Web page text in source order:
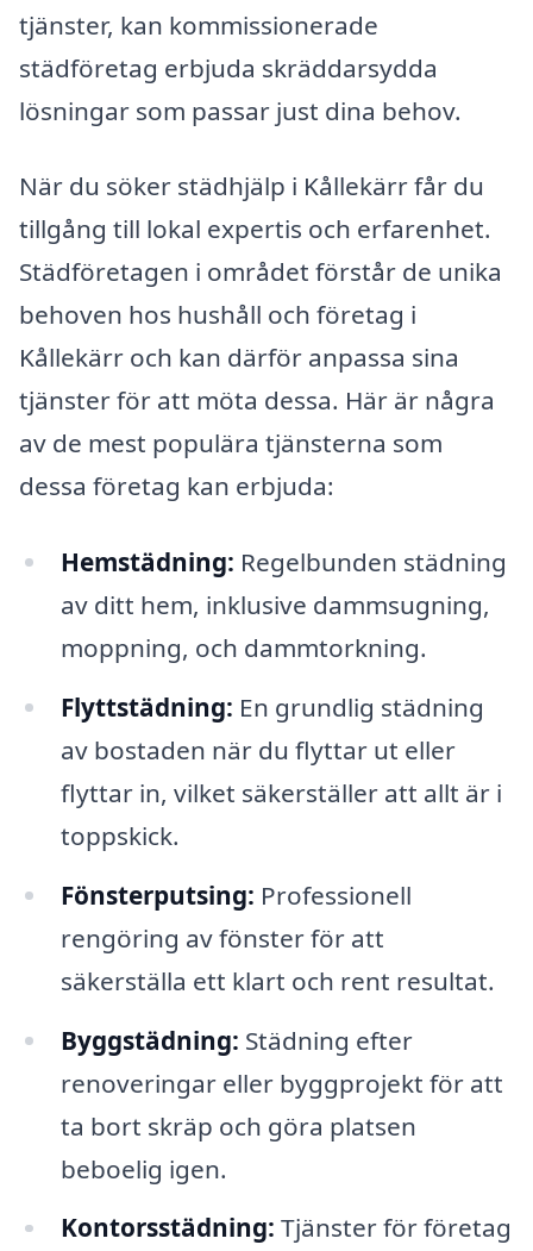
tjänster, kan kommissionerade
städföretag erbjuda skräddarsydda
lösningar som passar just dina behov.
När du söker städhjälp i Kållekärr får du
tillgång till lokal expertis och erfarenhet.
Städföretagen i området förstår de unika
behoven hos hushåll och företag i
Kållekärr och kan därför anpassa sina
tjänster för att möta dessa. Här är några
av de mest populära tjänsterna som
dessa företag kan erbjuda:
Hemstädning: Regelbunden städning
av ditt hem, inklusive dammsugning,
moppning, och dammtorkning.
Flyttstädning: En grundlig städning
av bostaden när du flyttar ut eller
flyttar in, vilket säkerställer att allt är i
toppskick.
Fönsterputsing: Professionell
rengöring av fönster för att
säkerställa ett klart och rent resultat.
Byggstädning: Städning efter
renoveringar eller byggprojekt för att
ta bort skräp och göra platsen
beboelig igen.
Kontorsstädning: Tjänster för företag